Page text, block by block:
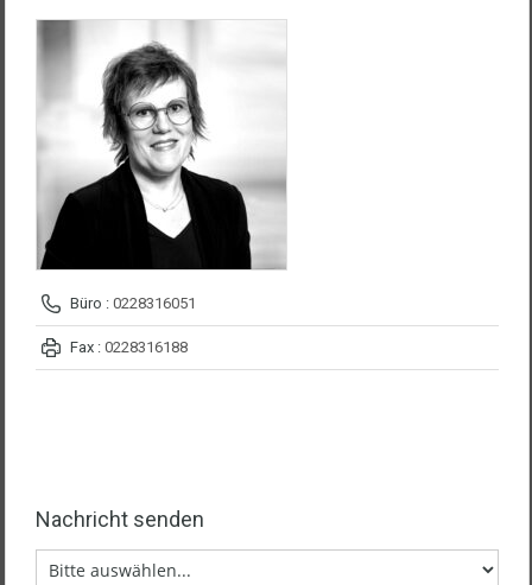
Büro : 0228316051
Fax : 0228316188
Nachricht senden